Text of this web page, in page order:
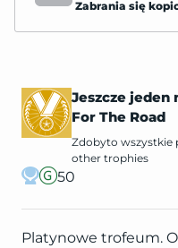
Zabrania się
50
Jeszcze jeden
For The Road
Zdobyto wszystkie
other trophies
Platynowe trofeum.